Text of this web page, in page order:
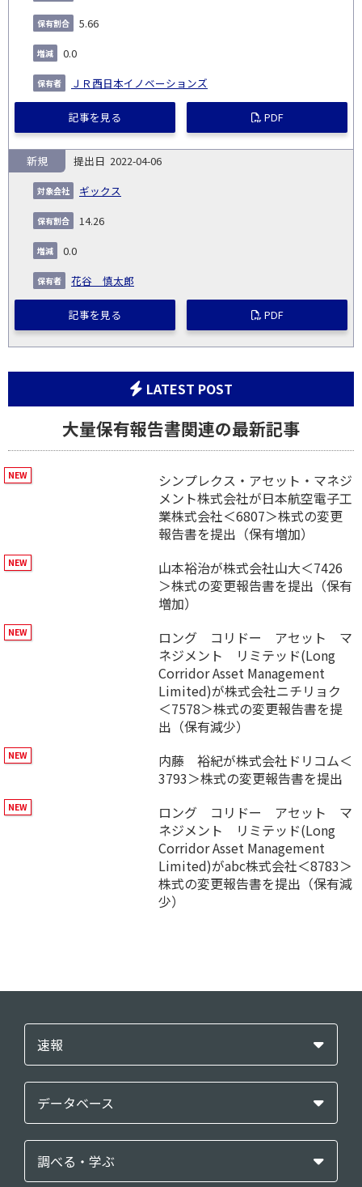
5.66
0.0
ＪＲ西日本イノベーションズ
記事を見る PDF
2022-04-06
ギックス
新規
14.26
0.0
花谷 慎太郎
記事を見る PDF
LATEST POST
大量保有報告書関連の最新記事
シンプレクス・アセット・マネジ
メント株式会社が日本航空電子工
業株式会社＜6807＞株式の変更
報告書を提出（保有増加）
山本裕治が株式会社山大＜7426
＞株式の変更報告書を提出（保有
増加）
ロング コリドー アセット マ
ネジメント リミテッド(Long
Corridor Asset Management
Limited)が株式会社ニチリョク
＜7578＞株式の変更報告書を提
出（保有減少）
内藤 裕紀が株式会社ドリコム＜
3793＞株式の変更報告書を提出
ロング コリドー アセット マ
ネジメント リミテッド(Long
Corridor Asset Management
Limited)がabc株式会社＜8783＞
株式の変更報告書を提出（保有減
少）
速報
データベース
調べる・学ぶ